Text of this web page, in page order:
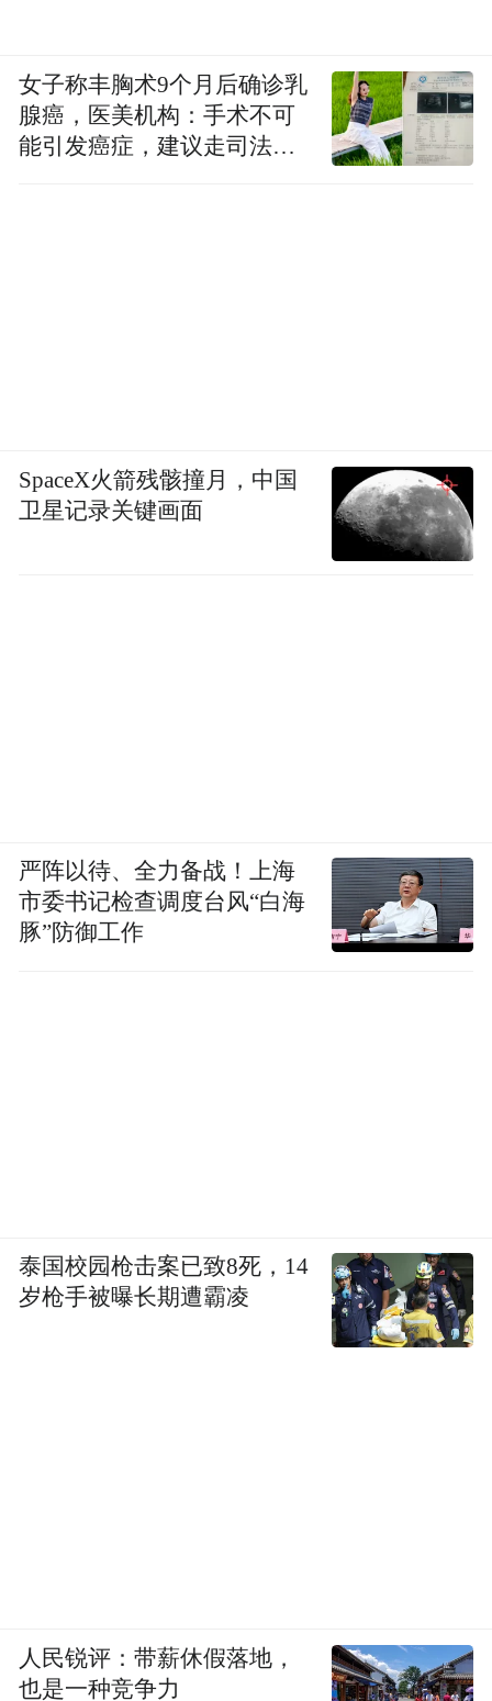
女子称丰胸术9个月后确诊乳
腺癌，医美机构：手术不可
能引发癌症，建议走司法途
SpaceX火箭残骸撞月，中国
卫星记录关键画面
严阵以待、全力备战！上海
市委书记检查调度台风“白海
豚”防御工作
泰国校园枪击案已致8死，14
岁枪手被曝长期遭霸凌
人民锐评：带薪休假落地，
也是一种竞争力